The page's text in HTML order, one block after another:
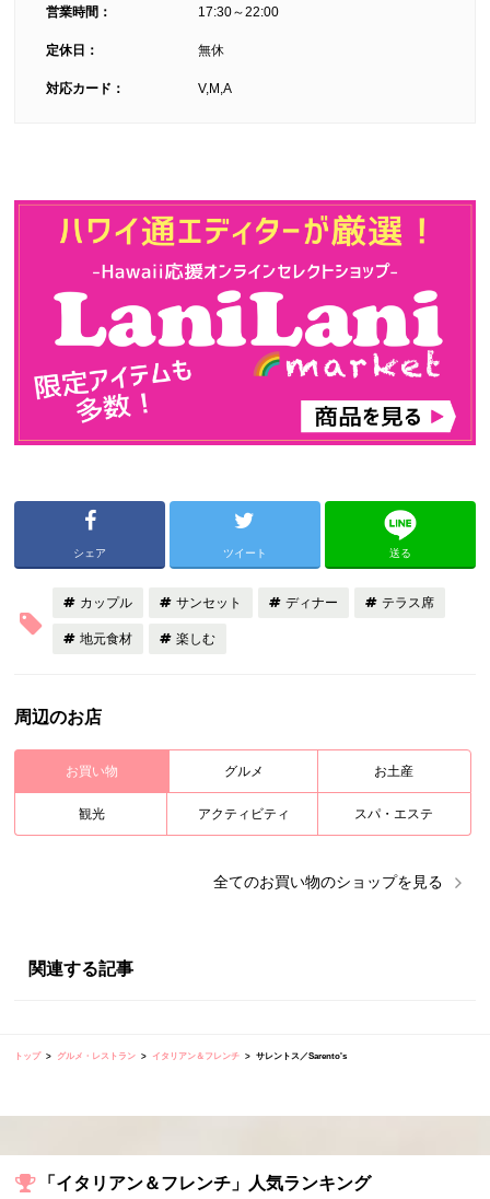
営業時間： 17:30～22:00
定休日： 無休
対応カード： V,M,A
シェア ツイート 送る
カップル サンセット ディナー テラス席
地元食材 楽しむ
周辺のお店
お買い物 グルメ お土産
観光 アクティビティ スパ・エステ
全てのお買い物のショップを見る
関連する記事
トップ グルメ・レストラン イタリアン＆フレンチ サレントス／Sarento's
「イタリアン＆フレンチ」人気ランキング